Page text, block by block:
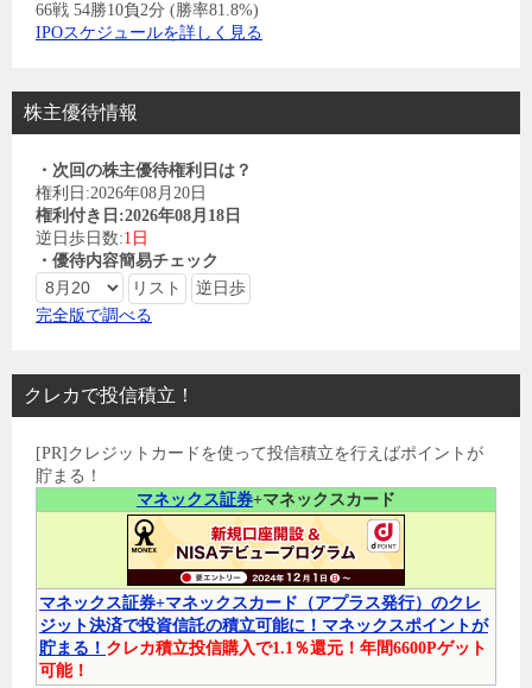
66戦 54勝10負2分 (勝率81.8%)
IPOスケジュールを詳しく見る
株主優待情報
・次回の株主優待権利日は？
権利日:2026年08月20日
権利付き日:2026年08月18日
逆日歩日数:1日
・優待内容簡易チェック
完全版で調べる
クレカで投信積立！
[PR]クレジットカードを使って投信積立を行えばポイントが
貯まる！
マネックス証券+マネックスカード
マネックス証券+マネックスカード（アプラス発行）のクレ
ジット決済で投資信託の積立可能に！マネックスポイントが
貯まる！ クレカ積立投信購入で1.1％還元！年間6600Pゲット
可能！